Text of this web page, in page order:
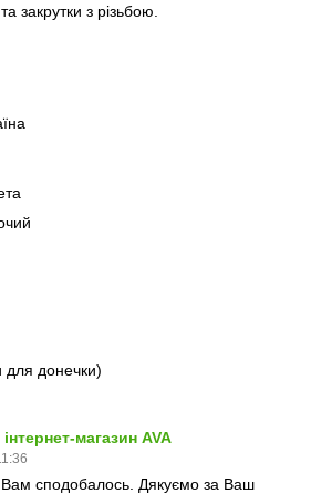
закрутки з різьбою.
для донечки)
магазин AVA
сподобалось. Дякуємо за Ваш